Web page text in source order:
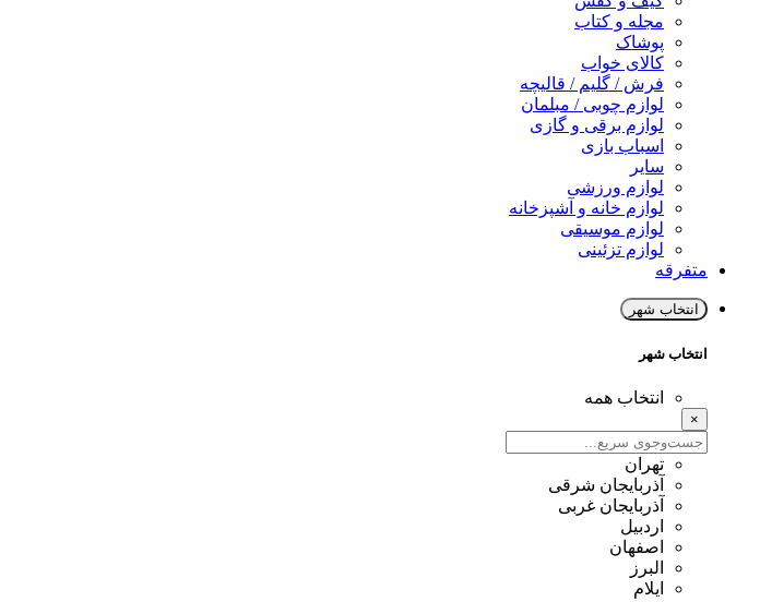
مجله و کتاب
پوشاک
کالای خواب
فرش / گلیم / قالیچه
لوازم چوبی / مبلمان
لوازم برقی و گازی
اسباب بازی
سایر
لوازم ورزشی
لوازم خانه و آشپزخانه
لوازم موسیقی
لوازم تزئینی
متفرقه
انتخاب شهر
انتخاب شهر
انتخاب همه
×
تهران
آذربایجان شرقی
آذربایجان غربی
اردبیل
اصفهان
البرز
ایلام